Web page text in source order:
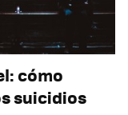
cómo
suicidios